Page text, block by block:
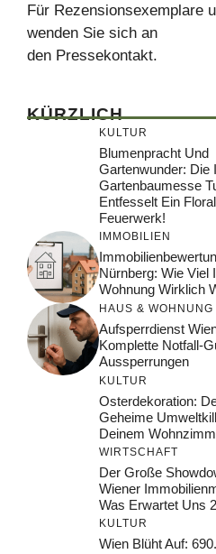
Für Rezensionsexemplare
wenden Sie sich an
den Pressekontakt.
KÜRZLICH
KULTUR
Blumenpracht Und
Gartenwunder: Die
Gartenbaumesse
Entfesselt Ein
Feuerwerk!
IMMOBILIEN
Nürnberg: Wie Viel
Wohnung Wirklich
HAUS & WOHNUNG
Aufsperrdienst
Komplette Notfall-
Aussperrungen
KULTUR
Osterdekoration:
Geheime
Deinem
WIRTSCHAFT
Der Große
Wiener
Was Erwartet Uns
KULTUR
Wien Blüht Auf: